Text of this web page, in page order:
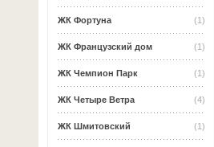
(1)
ЖК Фортуна
(1)
ЖК Французский дом
(1)
ЖК Чемпион Парк
(4)
ЖК Четыре Ветра
(1)
ЖК Шмитовский